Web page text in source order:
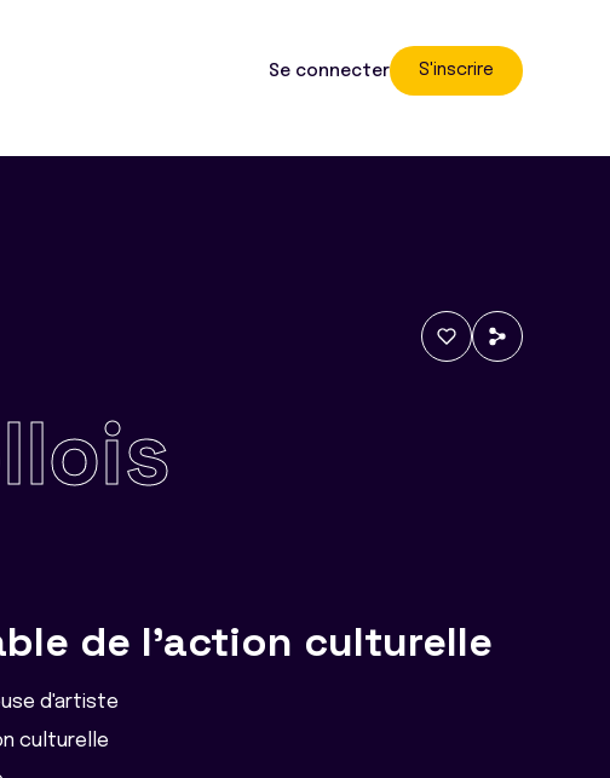
Se connecter S'inscrire
de l'action culturelle
d'artiste
culturelle